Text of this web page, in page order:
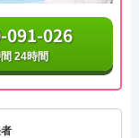
091-026
24時間